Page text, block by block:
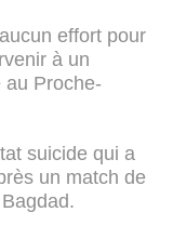
effort pour
à un
au Proche-
suicide qui a
un match de